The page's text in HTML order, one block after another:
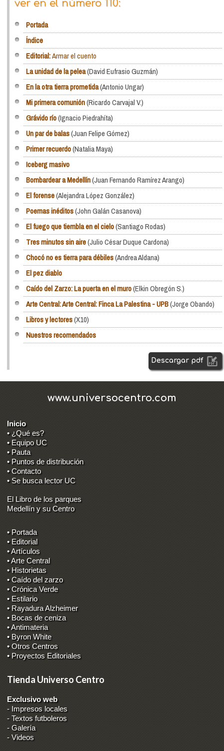
ver en el número 110:
Portada
Índice
Editorial:Armar el cuento
La unidad de la pelea(David Eufrasio Guzmán)
En la otra tierra prometida(Antonio Ungar)
Mi primera comunión(Ricardo Carvajal V.)
Grávido río(Ignacio Piedrahíta)
Un par de balas(Juan Felipe Gómez)
Primer recuerdo(Natalia Maya)
Iceberg masivo
Bombardear a Medellín(Juan Fernando Ramírez Arango)
El forense(Alejandra López González)
Poemas inéditos(John Galán Casanova)
El fuego que tiembla en el cielo(Santiago Rodas)
Tres minutos sin aire(Julio César Duque Cardona)
Chocó no es tierra para débiles(Andrea Aldana)
El pez diablo
Caído del Zarzo: La puerta en el muro(Elkin Obregón S.)
Arte Central: Arte Central: Finca La Palestina - UPB(Jorge Obando)
Libros y lectores(X10)
Nuestros recomendados
Descargar pdf
www.universocentro.com
Inicio
• ¿Qué es?
• Equipo UC
• Pauta
• Puntos de distribución
• Contacto
• Se busca lector UC
El Libro de los parques
Medellín y su Centro
• Portada
• Editorial
• Artículos
• Arte Central
• Historietas
• Caído del zarzo
• Crónica Verde
• Estilario
• Rayadura Alzheimer
• Bocas de ceniza
• Antimateria
• Byron White
• Otros Centros
• Proyectos Editoriales
Tienda Universo Centro
Exclusivo web
- Impresos locales
-Textos futboleros
-Galería
-Videos